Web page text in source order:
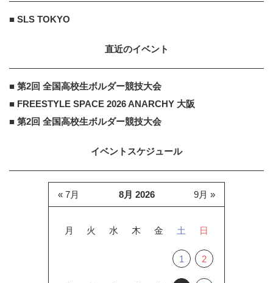
■ SLS TOKYO
直近のイベント
■ 第2回 全国高校生ボルダー競技大会
■ FREESTYLE SPACE 2026 ANARCHY 大阪
■ 第2回 全国高校生ボルダー競技大会
イベントスケジュール
8月 2026
月 火 水 木 金 土 日
1 2
« 7月 9月 »